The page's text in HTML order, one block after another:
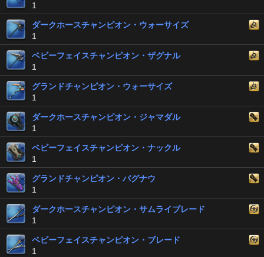
1
ダークホースチャンピオン・ウォーサイズ
1
ベビーフェイスチャンピオン・ザグナル
1
グランドチャンピオン・ウォーサイズ
1
ダークホースチャンピオン・ジャマダル
1
ベビーフェイスチャンピオン・ナックル
1
グランドチャンピオン・バグナウ
1
ダークホースチャンピオン・サムライブレード
1
ベビーフェイスチャンピオン・ブレード
1